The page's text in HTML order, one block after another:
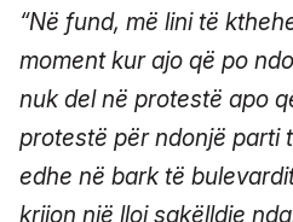
“Në fund, më lini të
moment kur ajo që po
nuk del në protestë apo
protestë për ndonjë parti
edhe në bark të
krijon një lloj sakëlldie